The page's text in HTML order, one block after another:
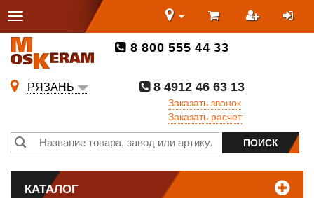
8 800 555 44 33
РЯЗАНЬ
8 4912 46 63 13
Заказать звонок
Заказать расчет
КАТАЛОГ